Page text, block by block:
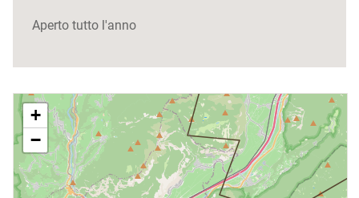
Aperto tutto l'anno
+
−